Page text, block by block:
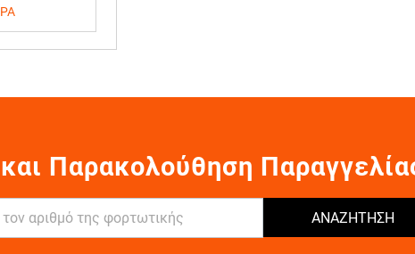
Παρακολούθηση
ΑΝΑΖΗΤΗΣΗ